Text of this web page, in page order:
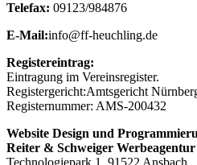
Telefax: 09123/984876
E-Mail:info@ff-heuchling.de
Registereintrag:
Eintragung im Vereinsregister.
Registergericht:Amtsgericht
Registernummer: AMS-200432
Website Design und
Reiter & Schweiger